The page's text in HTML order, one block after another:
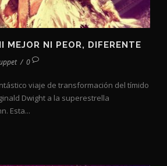
MEJOR NI PEOR, DIFERENTE
/ 0
viaje de transformación del tímido
Dwight a la superestrella
Esta...